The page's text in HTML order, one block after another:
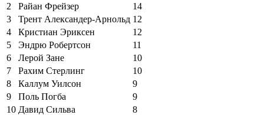
2
Райан Фрейзер
14
3
Трент Александер-Арнольд 12
4
Кристиан Эриксен
12
5
Эндрю Робертсон
11
6
Лерой Зане
10
7
Рахим Стерлинг
10
8
Каллум Уилсон
9
9
Поль Погба
9
10 Давид Сильва
8